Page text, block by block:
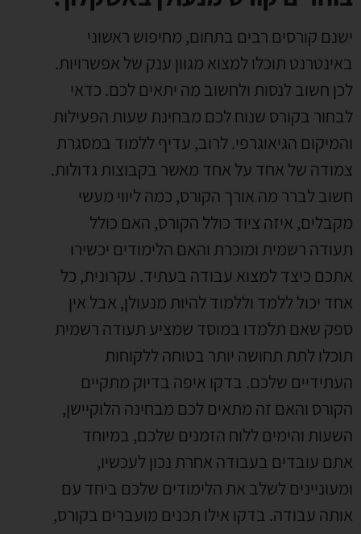
ישנם קורסים רבים בתחום, מחיפוש ראשוני
באינטרנט תוכלו למצוא מגוון ענק של אפשרויות.
לכן חשוב לנסות ולחשוב מה יתאים לכם. כדאי
לבחור בקורס שנוח לכם מבחינת שעות הפעילות
והמיקום הגיאוגרפי. לרוב, עדיף ללמוד במסגרת
צמודה של אחד על אחד מאשר בקבוצות גדולות.
חשוב לברר מה אורך הקורס, כמה ליווי מעשי
מקבלים, איזה ציוד כולל הקורס, האם כולל
תעודה רשמית ומוכרת והאם הלימודים יכשירו
אתכם כיצד למצוא עבודה בעתיד. עקרונית, כל
אחד יכול ללמד וללמוד להיות מנעולן, אבל אין
ספק שאם תלמדו במוסד שמציע תעודה רשמית
תוכלו לתת תחושה יותר בטוחה ללקוחות
העתידיים שלכם. בדקו איפה בדיוק מתקיים
הקורס והאם זה מתאים לכם מבחינה הלוקיישן,
השעות והימים ללוח הזמנים שלכם, במיוחד
אתם עובדים בעבודה אחרת נכון לעכשיו,
ומעוניינים לשלב את הלימודים שלכם ביחד עם
אותה עבודה. בדקו אילו תכנים מועברים בקורס,